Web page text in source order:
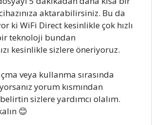
aktarabilirsiniz. Bu da
ki WiFi Direct kesinlikle çok hızlı
teknoloji bundan
kesinlikle sizlere öneriyoruz.
veya kullanma sırasında
yorum kısmından
sizlere yardımcı olalım.
😊